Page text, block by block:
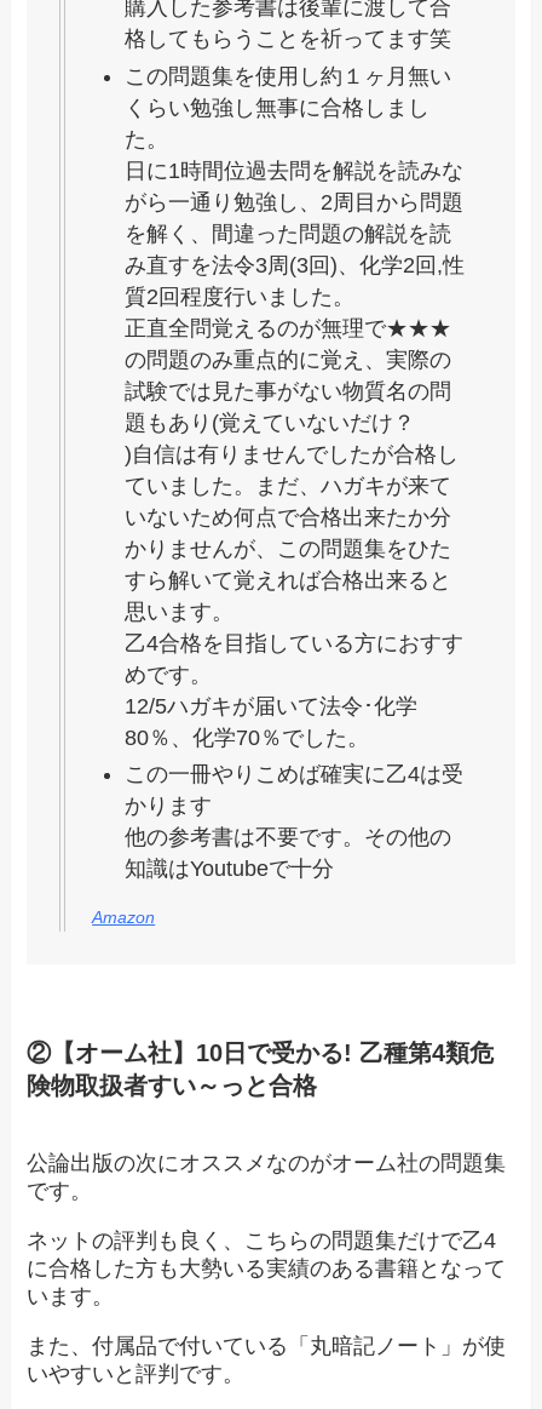
購入した参考書は後輩に渡して合
格してもらうことを祈ってます笑
この問題集を使用し約１ヶ月無い
くらい勉強し無事に合格しまし
た。
日に1時間位過去問を解説を読みな
がら一通り勉強し、2周目から問題
を解く、間違った問題の解説を読
み直すを法令3周(3回)、化学2回,性
質2回程度行いました。
正直全問覚えるのが無理で★★★
の問題のみ重点的に覚え、実際の
試験では見た事がない物質名の問
題もあり(覚えていないだけ？
)自信は有りませんでしたが合格し
ていました。まだ、ハガキが来て
いないため何点で合格出来たか分
かりませんが、この問題集をひた
すら解いて覚えれば合格出来ると
思います。
乙4合格を目指している方におすす
めです。
12/5ハガキが届いて法令･化学
80％、化学70％でした。
この一冊やりこめば確実に乙4は受
かります
他の参考書は不要です。その他の
知識はYoutubeで十分
Amazon
②【オーム社】10日で受かる! 乙種第4類危
険物取扱者すい～っと合格
公論出版の次にオススメなのがオーム社の問題集
です。
ネットの評判も良く、こちらの問題集だけで乙4
に合格した方も大勢いる実績のある書籍となって
います。
また、付属品で付いている「丸暗記ノート」が使
いやすいと評判です。